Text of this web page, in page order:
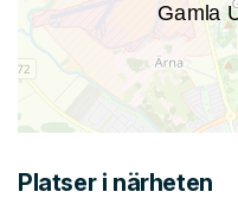
Platser i närheten